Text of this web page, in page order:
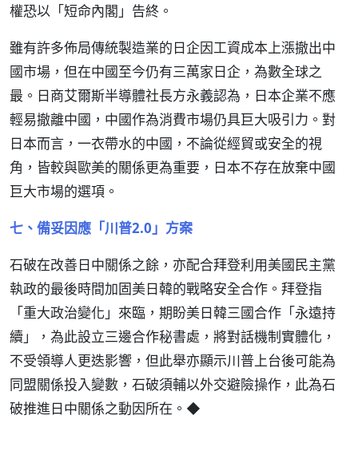
權恐以「短命內閣」告終。
雖有許多佈局傳統製造業的日企因工資成本上漲撤出中
國市場，但在中國至今仍有三萬家日企，為數全球之
最。日商艾爾斯半導體社長方永義認為，日本企業不應
輕易撤離中國，中國作為消費市場仍具巨大吸引力。對
日本而言，一衣帶水的中國，不論從經貿或安全的視
角，皆較與歐美的關係更為重要，日本不存在放棄中國
巨大市場的選項。
七、備妥因應「川普2.0」方案
石破在改善日中關係之餘，亦配合拜登利用美國民主黨
執政的最後時間加固美日韓的戰略安全合作。拜登指
「重大政治變化」來臨，期盼美日韓三國合作「永遠持
續」，為此設立三邊合作秘書處，將對話機制實體化，
不受領導人更迭影響，但此舉亦顯示川普上台後可能為
同盟關係投入變數，石破須輔以外交避險操作，此為石
破推進日中關係之動因所在。◆